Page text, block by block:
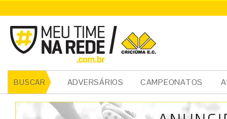
BUSCAR ADVERSÁRIOS CAMPEONATOS